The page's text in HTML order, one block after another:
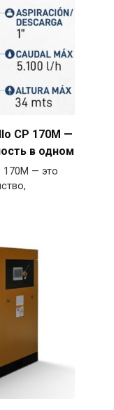
CP 170M —
в одном
— это